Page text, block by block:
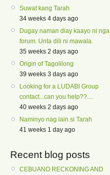
Suwat kang Tarah
34 weeks 4 days ago
Dugay naman diay kaayo ni nga
forum. Unta dili ni mawala.
35 weeks 2 days ago
Origin of Tagolilong
39 weeks 3 days ago
Looking for a LUDABI Group
contact...can you help??....
40 weeks 2 days ago
Naminyo nag lain si Tarah
41 weeks 1 day ago
Recent blog posts
CEBUANO RECKONING AND